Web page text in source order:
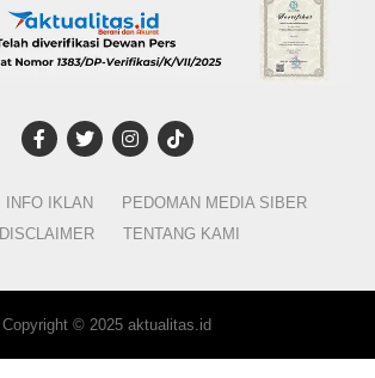
INFO IKLAN
PEDOMAN MEDIA SIBER
DISCLAIMER
TENTANG KAMI
Copyright © 2025 aktualitas.id